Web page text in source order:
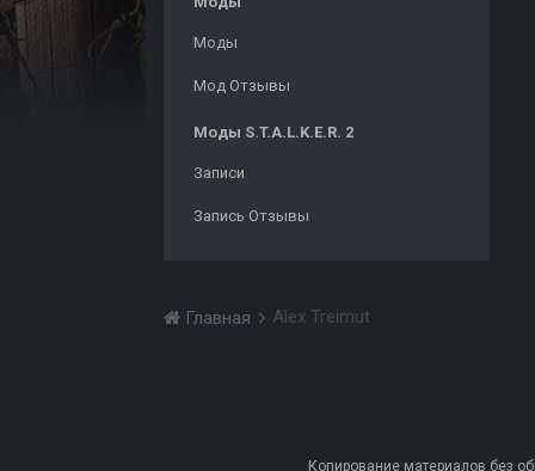
Моды
Мод Отзывы
Моды S.T.A.L.K.E.R. 2
Записи
Запись Отзывы
Главная Alex Treimut
Копирование материалов без